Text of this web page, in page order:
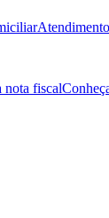
nota fiscal